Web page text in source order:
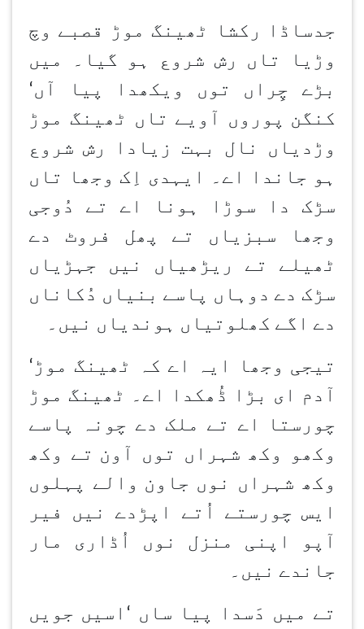
جدساڈا رکشا ٹھینگ موڑ قصبے وچ
وڑیا تاں رش شروع ہو گیا۔ میں
بڑے چِراں توں ویکھدا پیا آں‘
کنگن
پوروں آویے تاں ٹھینگ موڑ
وڑدیاں نال بہت زیادا رش شروع
ہو جاندا اے۔ ایہدی اِک وجھا تاں
سڑک دا سوڑا ہونا اے تے دُوجی
وجھا سبزیاں تے پھل فروٹ دے
ٹھیلے تے ریڑھیاں نیں جہڑیاں
سڑک دے دوہاں پاسے بنیاں دُکاناں
دے اگے کھلوتیاں ہوندیاں نیں۔
تیجی وجھا ایہ اے کہ ٹھینگ موڑ ‘
آدم ای بڑا ڈُھکدا اے۔ ٹھینگ موڑ
چورستا اے تے ملک دے چونہ پاسے
وکھو وکھ شہراں توں آون تے وکھ
وکھ شہراں نوں جاون والے پہلوں
ایس چورستے اُتے اپڑدے نیں فیر
آپو اپنی منزل نوں اُڈاری مار
جاندے نیں۔
تے میں دَسدا پیا ساں ‘ اسیں جویں